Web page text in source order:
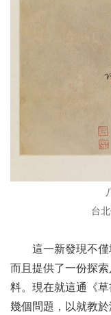
台
這一新發現不僅
而且提供了一份探
料。現在就這通《
幾個問題，以就教